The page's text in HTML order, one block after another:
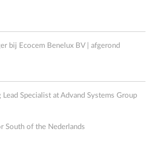
bij Ecocem Benelux BV | afgerond
Specialist at Advand Systems Group
South of the Nederlands